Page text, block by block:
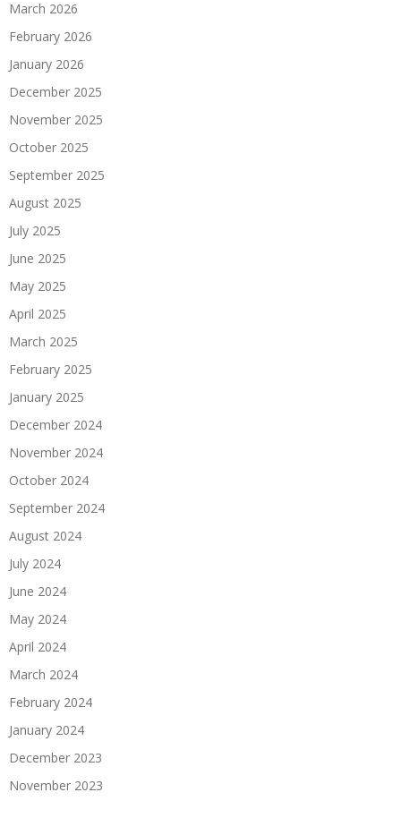
March 2026
February 2026
January 2026
December 2025
November 2025
October 2025
September 2025
August 2025
July 2025
June 2025
May 2025
April 2025
March 2025
February 2025
January 2025
December 2024
November 2024
October 2024
September 2024
August 2024
July 2024
June 2024
May 2024
April 2024
March 2024
February 2024
January 2024
December 2023
November 2023